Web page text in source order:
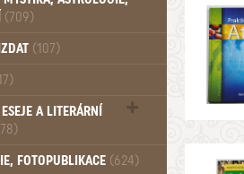
(709)
(110)(107)
A LITERÁRNÍ
snáře, přísloví,
FOTOPUBLIKACE (624)